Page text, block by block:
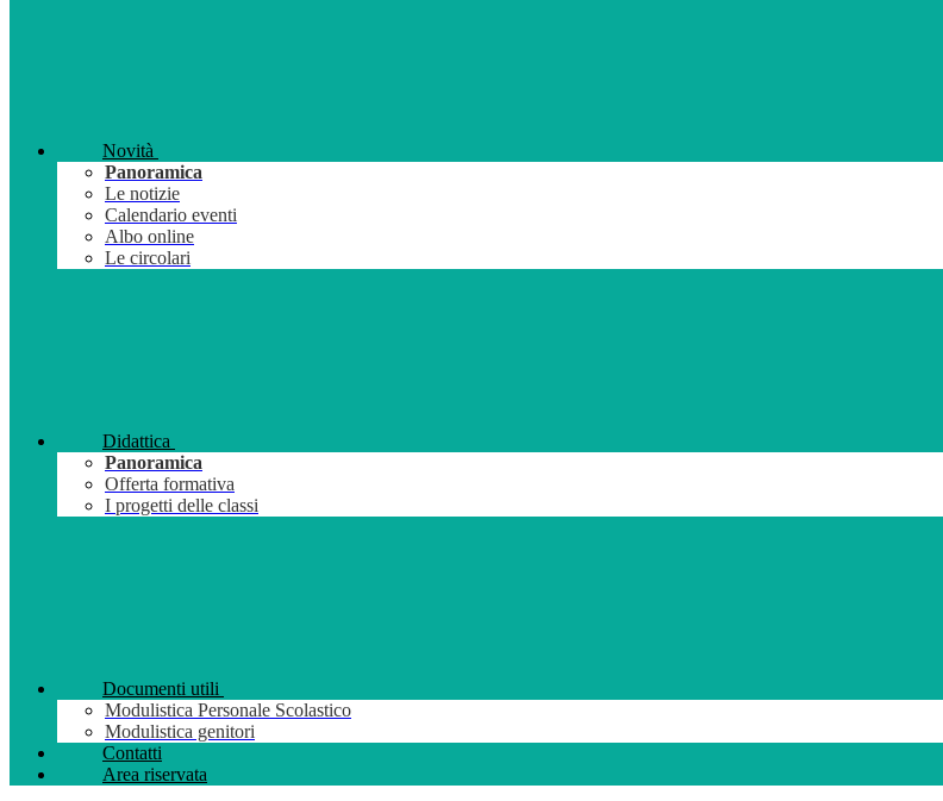
Novità
Panoramica
Le notizie
Calendario eventi
Albo online
Le circolari
Didattica
Panoramica
Offerta formativa
I progetti delle classi
Documenti utili
Modulistica Personale Scolastico
Modulistica genitori
Contatti
Area riservata